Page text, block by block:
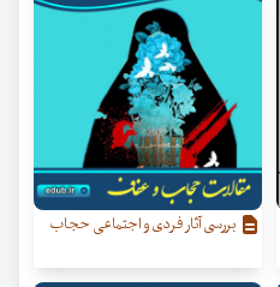
بررسی آثار فردی و اجتماعی حجاب